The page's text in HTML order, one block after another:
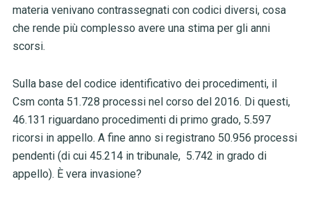
materia venivano contrassegnati con codici diversi, cosa
che rende più complesso avere una stima per gli anni
scorsi.
Sulla base del codice identificativo dei procedimenti, il
Csm conta 51.728 processi nel corso del 2016. Di questi,
46.131 riguardano procedimenti di primo grado, 5.597
ricorsi in appello. A fine anno si registrano 50.956 processi
pendenti(di cui 45.214 in tribunale, 5.742 in grado di
appello). È vera invasione?